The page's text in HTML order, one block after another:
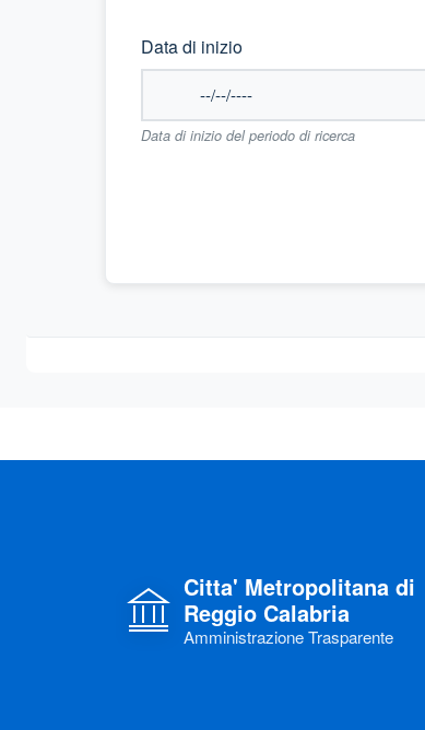
Data di inizio
Data di inizio del periodo di ricerca
Citta' Metropolitana di
Reggio Calabria
Amministrazione Trasparente